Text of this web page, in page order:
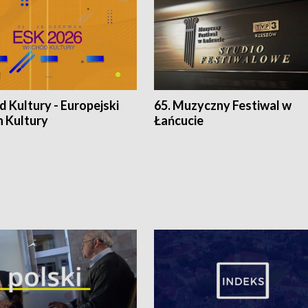
Kultury - Europejski
Kultury
65. Muzyczny Festiwal w
Łańcucie